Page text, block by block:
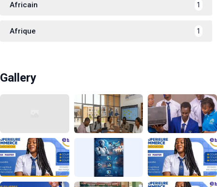
Africain 1
Afrique 1
Gallery